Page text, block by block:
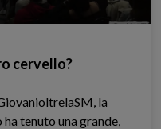
cervello?
la
tenuto una grande,